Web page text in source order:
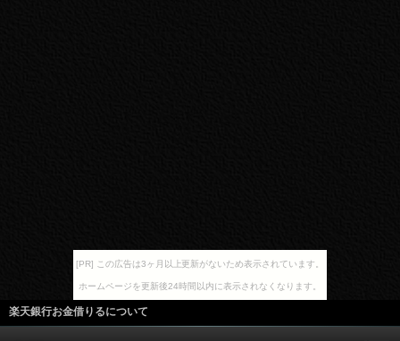
[PR] この広告は3ヶ月以上更新がないため表示されています。
ホームページを更新後24時間以内に表示されなくなります。
楽天銀行お金借りるについて